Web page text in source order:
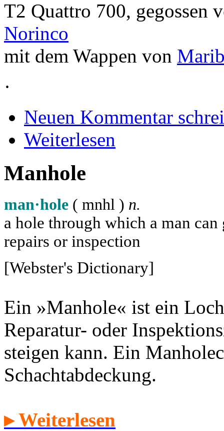
T2 Quattro 700, gegossen
Norinco
mit dem Wappen von
·
Neuen Kommentar
Weiterlesen
Manhole
man·hole ( mnhl ) n.
a hole through which a man
repairs or inspection
[Webster's Dictionary]
Ein »Manhole« ist ein
Reparatur- oder
steigen kann. Ein
Schachtabdeckung.
▸ Weiterlesen